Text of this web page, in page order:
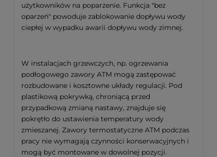
użytkowników na poparzenie. Funkcja "bez
oparzeń" powoduje zablokowanie dopływu wody
ciepłej w wypadku awarii dopływu wody zimnej.
W instalacjach grzewczych, np. ogrzewania
podłogowego zawory ATM mogą zastępować
rozbudowane i kosztowne układy regulacji. Pod
plastikową pokrywką, chroniącą przed
przypadkową zmianą nastawy, znajduje się
pokrętło do ustawienia temperatury wody
zmieszanej. Zawory termostatyczne ATM podczas
pracy nie wymagają czynności konserwacyjnych i
mogą być montowane w dowolnej pozycji.